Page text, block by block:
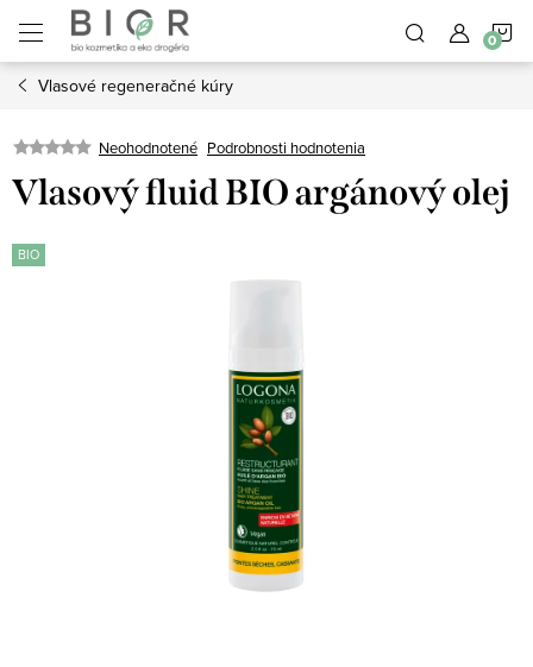
obsah
Vlasové regeneračné kúry
Neohodnotené Podrobnosti hodnotenia
Vlasový fluid BIO argánový olej
BIO